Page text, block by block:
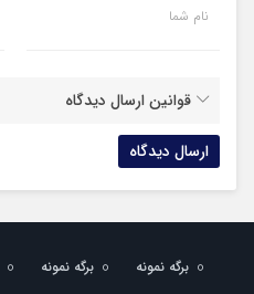
نام شما
قوانین ارسال دیدگاه
برگه نمونه برگه نمونه